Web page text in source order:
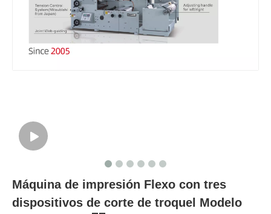
Máquina de impresión Flexo con tres
dispositivos de corte de troquel Modelo